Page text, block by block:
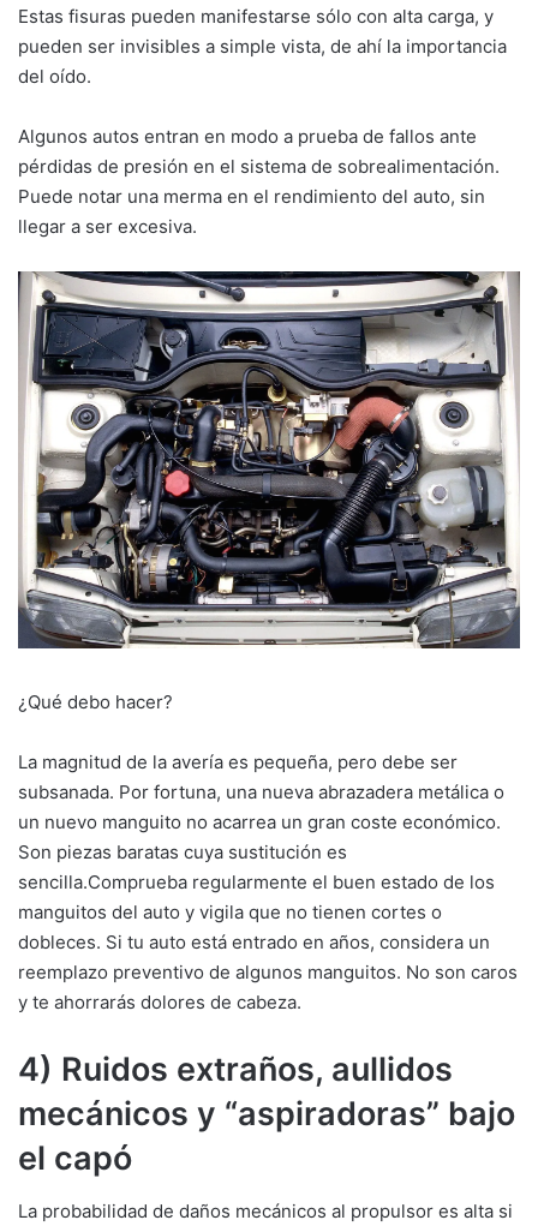
Estas fisuras pueden manifestarse sólo con alta carga, y
pueden ser invisibles a simple vista, de ahí la importancia
del oído.
Algunos autos entran en modo a prueba de fallos ante
pérdidas de presión en el sistema de sobrealimentación.
Puede notar una merma en el rendimiento del auto, sin
llegar a ser excesiva.
¿Qué debo hacer?
La magnitud de la avería es pequeña, pero debe ser
subsanada. Por fortuna, una nueva abrazadera metálica o
un nuevo manguito no acarrea un gran coste económico.
Son piezas baratas cuya sustitución es
sencilla.Comprueba regularmente el buen estado de los
manguitos del auto y vigila que no tienen cortes o
dobleces. Si tu auto está entrado en años, considera un
reemplazo preventivo de algunos manguitos. No son caros
y te ahorrarás dolores de cabeza.
4) Ruidos extraños, aullidos
mecánicos y “aspiradoras” bajo
el capó
La probabilidad de daños mecánicos al propulsor es alta si